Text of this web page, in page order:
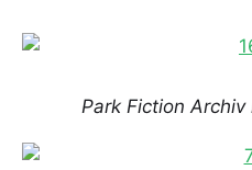
Park Fiction